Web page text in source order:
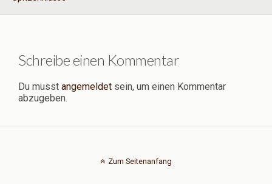
Schreibe einen Kommentar
Du musst angemeldet sein, um einen Kommentar
abzugeben.
Zum Seitenanfang